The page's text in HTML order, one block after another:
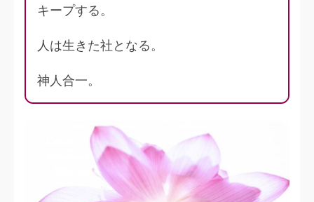
キープする。
人は生きた社となる。
神人合一。